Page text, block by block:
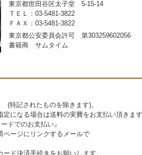
東京都世田谷区太子堂 5-15-14
ＴＥＬ：03-5481-3822
ＦＡＸ：03-5481-3822
東京都公安委員会許可 第303259602056
書籍商 サムタイム
特記されたものを除きます)。
になる場合は送料の実費をお支払い頂きます
ドでのお支払い』
ージにリンクするメールで
ド決済手続きをお願いします。